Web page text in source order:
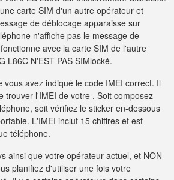
carte SIM d'un autre opérateur et
de déblocage apparaisse sur
n'affiche pas le message de
avec la carte SIM de l'autre
L86C N'EST PAS SIMlocké.
vous avez indiqué le code IMEI correct. Il
trouver l'IMEI de votre . Soit composez
soit vérifiez le sticker en-dessous
L'IMEI inclut 15 chiffres et est
téléphone.
ainsi que votre opérateur actuel, et NON
planifiez d'utiliser une fois votre